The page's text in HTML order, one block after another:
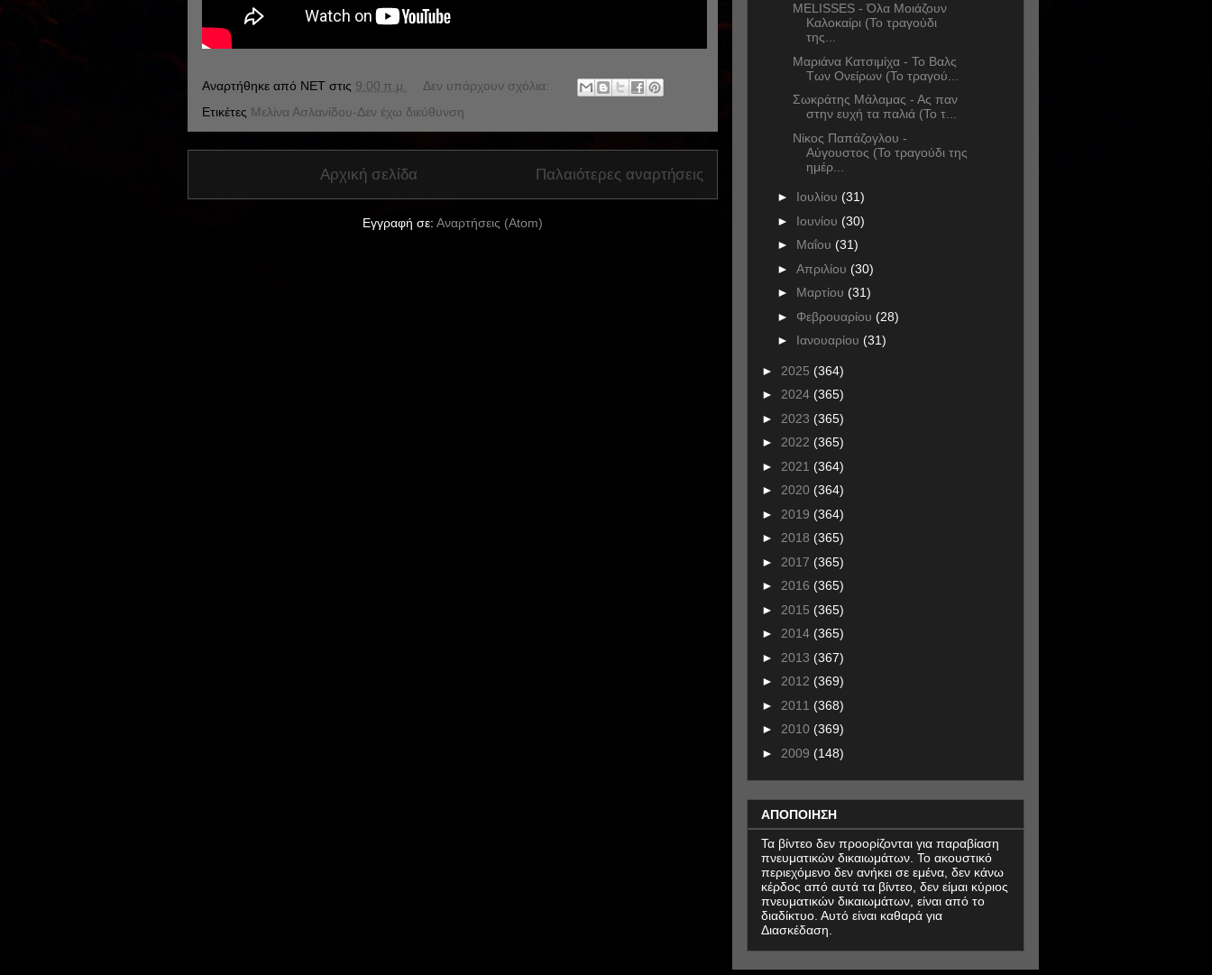
Αναρτήθηκε από NET στις 9:00 π.μ.
Δεν υπάρχουν σχόλια:
Ετικέτες Μελίνα Ασλανίδου-Δεν έχω διεύθυνση
Παλαιότερες αναρτήσεις
Αρχική σελίδα
Εγγραφή σε: Αναρτήσεις (Atom)
MELISSES - Όλα Μοιάζουν
Καλοκαίρι (Το τραγούδι
της...
Μαριάνα Κατσιμίχα - Το Βαλς
Των Ονείρων (Το τραγού...
Σωκράτης Μάλαμας - Ας παν
στην ευχή τα παλιά (Το τ...
Νίκος Παπάζογλου -
Αύγουστος (Το τραγούδι της
ημέρ...
► Ιουλίου (31)
► Ιουνίου (30)
► Μαΐου (31)
► Απριλίου (30)
► Μαρτίου (31)
► Φεβρουαρίου (28)
► Ιανουαρίου (31)
► 2025 (364)
► 2024 (365)
► 2023 (365)
► 2022 (365)
► 2021 (364)
► 2020 (364)
► 2019 (364)
► 2018 (365)
► 2017 (365)
► 2016 (365)
► 2015 (365)
► 2014 (365)
► 2013 (367)
► 2012 (369)
► 2011 (368)
► 2010 (369)
► 2009 (148)
ΑΠΟΠΟΙΗΣΗ
Τα βίντεο δεν προορίζονται για παραβίαση
πνευματικών δικαιωμάτων. Το ακουστικό
περιεχόμενο δεν ανήκει σε εμένα, δεν κάνω
κέρδος από αυτά τα βίντεο, δεν είμαι κύριος
πνευματικών δικαιωμάτων, είναι από το
διαδίκτυο. Αυτό είναι καθαρά για
Διασκέδαση.